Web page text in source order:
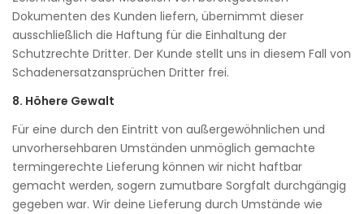
Dokumenten des Kunden liefern, übernimmt dieser
ausschließlich die Haftung für die Einhaltung der
Schutzrechte Dritter. Der Kunde stellt uns in diesem Fall von
Schadenersatzansprüchen Dritter frei.
8. Höhere Gewalt
Für eine durch den Eintritt von außergewöhnlichen und
unvorhersehbaren Umständen unmöglich gemachte
termingerechte Lieferung können wir nicht haftbar
gemacht werden, sogern zumutbare Sorgfalt durchgängig
gegeben war. Wir deine Lieferung durch Umstände wie